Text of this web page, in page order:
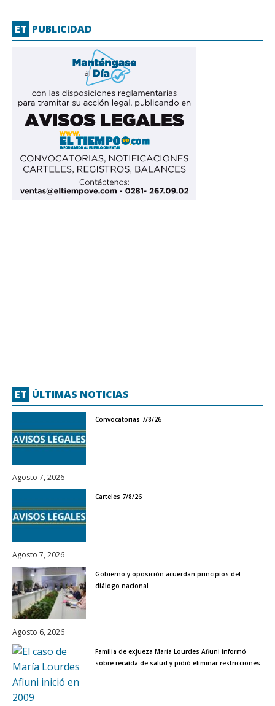
ET PUBLICIDAD
ET ÚLTIMAS NOTICIAS
Convocatorias 7/8/26
Agosto 7, 2026
Carteles 7/8/26
Agosto 7, 2026
Gobierno y oposición acuerdan principios del
diálogo nacional
Agosto 6, 2026
Familia de exjueza María Lourdes Afiuni informó
sobre recaída de salud y pidió eliminar restricciones